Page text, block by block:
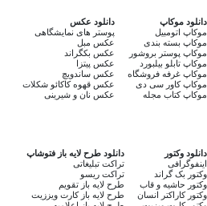
دانلود موکاپ
موکاپ اتومبیل
موکاپ بسته بندی
موکاپ پوستر بروشور
موکاپ تابلو بیلبورد
موکاپ غرفه فروشگاه
موکاپ کاور سی دی
موکاپ کتاب مجله
دانلود عکس
پوستر های نمایشگاهی
عکس مبل
عکس بکگراند
عکس پیتزا
عکس ساندویچ
عکس قهوه کاکائو شکلات
عکس نان و شیرینی
دانلود وکتور
اینفوگرافی
وکتور بک گراند
وکتور حاشیه و قاب
وکتور کاراکتر انسان
دانلود طرح لایه باز فتوشاپ
تراکت تبلیغاتی
تراکت ریسو
طرح لایه باز تقویم
طرح لایه باز کارت ویززیت